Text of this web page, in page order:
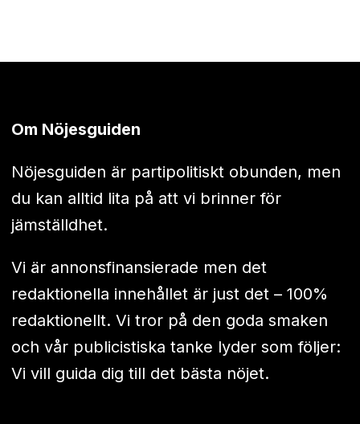
Om Nöjesguiden
Nöjesguiden är partipolitiskt obunden, men
du kan alltid lita på att vi brinner för
jämställdhet.
Vi är annonsfinansierade men det
redaktionella innehållet är just det – 100%
redaktionellt. Vi tror på den goda smaken
och vår publicistiska tanke lyder som följer:
Vi vill guida dig till det bästa nöjet.